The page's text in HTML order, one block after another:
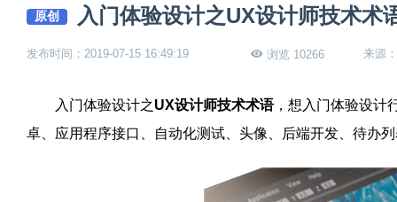
原创 入门体验设计之UX设计师技术术
发布时间：2019-07-15 16:49:19 浏览 10266 来源
入门体验设计之UX设计师技术术语，想入门体验设计
卓、应用程序接口、自动化测试、头像、后端开发、待办